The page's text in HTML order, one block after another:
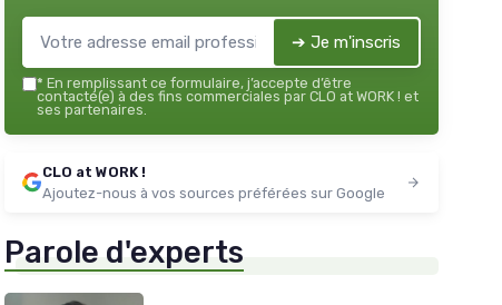
➔ Je m'inscris
* En remplissant ce formulaire, j’accepte d’être
contacté(e) à des fins commerciales par CLO at WORK ! et
ses partenaires.
CLO at WORK !
Ajoutez-nous à vos sources préférées sur Google
Parole d'experts